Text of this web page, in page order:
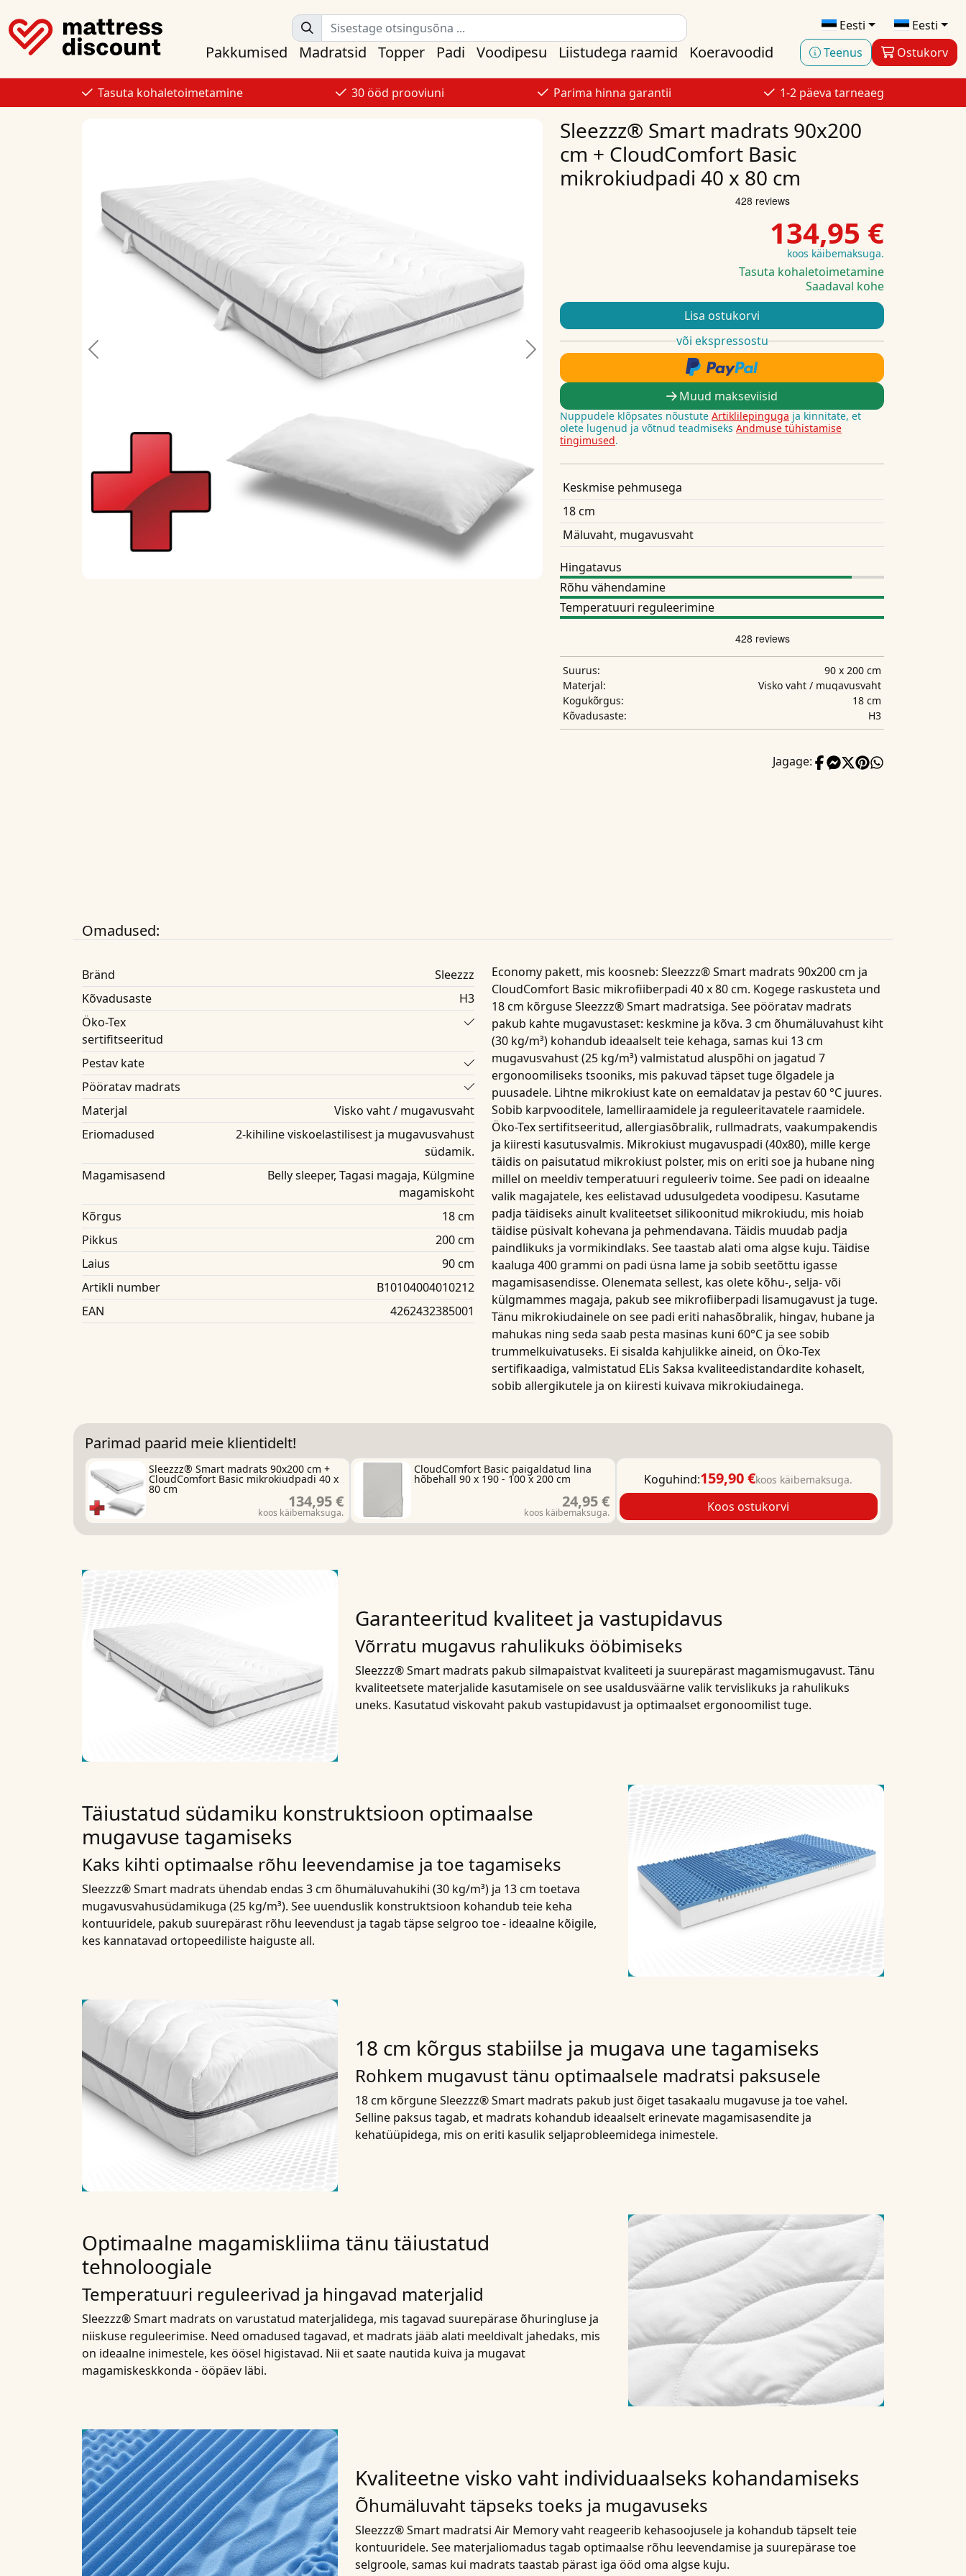
Eesti
Eesti
Teenus
Ostukorv
Pakkumised Madratsid Topper Padi Voodipesu Liistudega raamid Koeravoodid
Tasuta kohaletoimetamine 30 ööd prooviuni Parima hinna garantii 1-2 päeva tarneaeg
Previous Next
Sleezzz® Smart madrats 90x200
cm + CloudComfort Basic
mikrokiudpadi 40 x 80 cm
134,95 €
koos käibemaksuga.
Tasuta kohaletoimetamine
Saadaval kohe
Lisa ostukorvi
või ekspressostu
Muud makseviisid
Nuppudele klõpsates nõustute Artiklilepinguga ja kinnitate, et
olete lugenud ja võtnud teadmiseks Andmuse tühistamise
tingimused.
Keskmise pehmusega
18 cm
Mäluvaht, mugavusvaht
Hingatavus
Rõhu vähendamine
Temperatuuri reguleerimine
Suurus:
90 x 200 cm
Materjal:
Visko vaht / mugavusvaht
Kogukõrgus:
18 cm
Kõvadusaste:
H3
Jagage:
Omadused:
Bränd
Sleezzz
Kõvadusaste
H3
Öko-Tex
sertifitseeritud
Pestav kate
Pööratav madrats
Materjal
Visko vaht / mugavusvaht
Eriomadused
2-kihiline viskoelastilisest ja mugavusvahust
südamik.
Magamisasend
Belly sleeper, Tagasi magaja, Külgmine
magamiskoht
Kõrgus
18 cm
Pikkus
200 cm
Laius
90 cm
Artikli number
B10104004010212
EAN
4262432385001
Economy pakett, mis koosneb: Sleezzz® Smart madrats 90x200 cm ja
CloudComfort Basic mikrofiiberpadi 40 x 80 cm. Kogege raskusteta und
18 cm kõrguse Sleezzz® Smart madratsiga. See pööratav madrats
pakub kahte mugavustaset: keskmine ja kõva. 3 cm õhumäluvahust kiht
(30 kg/m³) kohandub ideaalselt teie kehaga, samas kui 13 cm
mugavusvahust (25 kg/m³) valmistatud aluspõhi on jagatud 7
ergonoomiliseks tsooniks, mis pakuvad täpset tuge õlgadele ja
puusadele. Lihtne mikrokiust kate on eemaldatav ja pestav 60 °C juures.
Sobib karpvooditele, lamelliraamidele ja reguleeritavatele raamidele.
Öko-Tex sertifitseeritud, allergiasõbralik, rullmadrats, vaakumpakendis
ja kiiresti kasutusvalmis. Mikrokiust mugavuspadi (40x80), mille kerge
täidis on paisutatud mikrokiust polster, mis on eriti soe ja hubane ning
millel on meeldiv temperatuuri reguleeriv toime. See padi on ideaalne
valik magajatele, kes eelistavad udusulgedeta voodipesu. Kasutame
padja täidiseks ainult kvaliteetsetsilikoonitud mikrokiudu, mis hoiab
täidise püsivalt kohevana ja pehmendavana. Täidis muudab padja
paindlikuks ja vormikindlaks. See taastab alati oma algse kuju. Täidise
kaaluga 400 grammi on padi üsna lame ja sobib seetõttu igasse
magamisasendisse. Olenemata sellest, kas olete kõhu-, selja- või
külgmammes magaja, pakub see mikrofiiberpadi lisamugavust ja tuge.
Tänu mikrokiudaineleon see padi eriti nahasõbralik, hingav, hubane ja
mahukas ning seda saab pesta masinas kuni 60°C ja see sobib
trummelkuivatuseks. Ei sisalda kahjulikke aineid, on Öko-Tex
sertifikaadiga, valmistatud ELis Saksa kvaliteedistandardite kohaselt,
sobib allergikutele ja on kiiresti kuivava mikrokiudainega.
Parimad paarid meie klientidelt!
Sleezzz® Smart madrats 90x200 cm +
CloudComfort Basic mikrokiudpadi 40 x
80 cm
134,95 €
koos käibemaksuga.
CloudComfort Basic paigaldatud lina
hõbehall 90 x 190 - 100 x 200 cm
24,95 €
koos käibemaksuga.
Koguhind:159,90 €koos käibemaksuga.
Koos ostukorvi
Garanteeritud kvaliteet ja vastupidavus
Võrratu mugavus rahulikuks ööbimiseks
Sleezzz® Smart madrats pakub silmapaistvat kvaliteeti ja suurepärast magamismugavust. Tänu
kvaliteetsete materjalide kasutamisele on see usaldusväärne valik tervislikuks ja rahulikuks
uneks. Kasutatud viskovaht pakub vastupidavust ja optimaalset ergonoomilist tuge.
Täiustatud südamiku konstruktsioon optimaalse
mugavuse tagamiseks
Kaks kihti optimaalse rõhu leevendamise ja toe tagamiseks
Sleezzz® Smart madrats ühendab endas 3 cm õhumäluvahukihi (30 kg/m³) ja 13 cm toetava
mugavusvahusüdamikuga (25 kg/m³). See uuenduslik konstruktsioon kohandub teie keha
kontuuridele, pakub suurepärast rõhu leevendust ja tagab täpse selgroo toe - ideaalne kõigile,
kes kannatavad ortopeediliste haiguste all.
18 cm kõrgus stabiilse ja mugava une tagamiseks
Rohkem mugavust tänu optimaalsele madratsi paksusele
18 cm kõrgune Sleezzz® Smart madrats pakub just õiget tasakaalu mugavuse ja toe vahel.
Selline paksus tagab, et madrats kohandub ideaalselt erinevate magamisasendite ja
kehatüüpidega, mis on eriti kasulik seljaprobleemidega inimestele.
Optimaalne magamiskliima tänu täiustatud
tehnoloogiale
Temperatuuri reguleerivad ja hingavad materjalid
Sleezzz® Smart madrats on varustatud materjalidega, mis tagavad suurepärase õhuringluse ja
niiskuse reguleerimise. Need omadused tagavad, et madrats jääb alati meeldivalt jahedaks, mis
on ideaalne inimestele, kes öösel higistavad. Nii et saate nautida kuiva ja mugavat
magamiskeskkonda - ööpäev läbi.
Kvaliteetne visko vaht individuaalseks kohandamiseks
Õhumäluvaht täpseks toeks ja mugavuseks
Sleezzz® Smart madratsi Air Memory vaht reageerib kehasoojusele ja kohandub täpselt teie
kontuuridele. See materjaliomadus tagab optimaalse rõhu leevendamise ja suurepärase toe
selgroole, samas kui madrats taastab pärast iga ööd oma algse kuju.